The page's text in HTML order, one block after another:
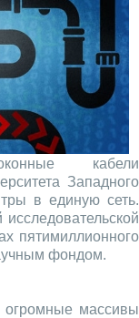
кабели
Западного
в единую сеть.
пятимиллионного
фондом.
огромные массивы